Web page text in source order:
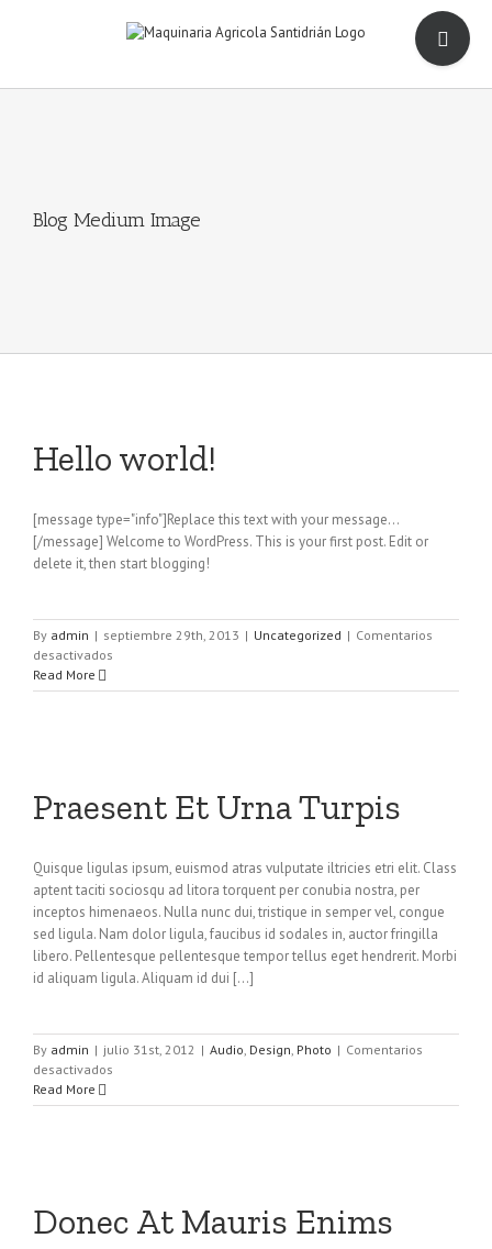
Blog Medium Image
Hello world!
[message type="info"]Replace this text with your message...
[/message] Welcome to WordPress. This is your first post. Edit or
delete it, then start blogging!
By admin | septiembre 29th, 2013 | Uncategorized | Comentarios
desactivados
world!
Read More
Praesent Et Urna Turpis
Quisque ligulas ipsum, euismod atras vulputate iltricies etri elit. Class
aptent taciti sociosqu ad litora torquent per conubia nostra, per
inceptos himenaeos. Nulla nunc dui, tristique in semper vel, congue
sed ligula. Nam dolor ligula, faucibus id sodales in, auctor fringilla
libero. Pellentesque pellentesque tempor tellus eget hendrerit. Morbi
id aliquam ligula. Aliquam id dui [...]
By admin | julio 31st, 2012 | Audio, Design, Photo | Comentarios
desactivados
Et
Read More
Donec At Mauris Enims
Toggle
Sliding
Bar
Area